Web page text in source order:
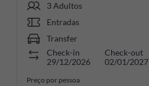
3 Adultos
Entradas
Transfer
Check-in
29/12/2026
Check-out
02/01/2027
Preço por pessoa